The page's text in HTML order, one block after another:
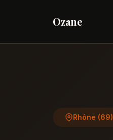
Ozane
Rhône (69)